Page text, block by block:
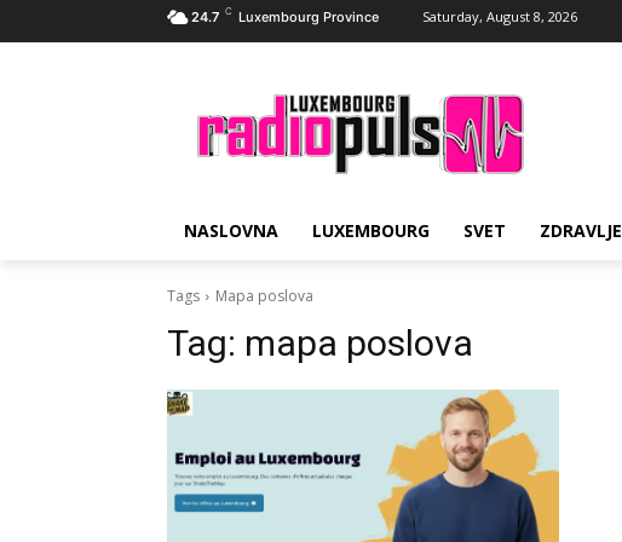
24.7 C Luxembourg Province Saturday, August 8, 2026
NASLOVNA LUXEMBOURG SVET ZDRAVLJE
Tags Mapa poslova
Tag: mapa poslova